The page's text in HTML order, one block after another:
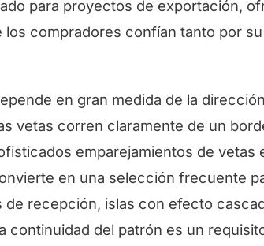
para proyectos de exportación,
los compradores confían tanto por
en gran medida de la
vetas corren claramente de un
emparejamientos de vetas
en una selección frecuente
recepción, islas con efecto
continuidad del patrón es un